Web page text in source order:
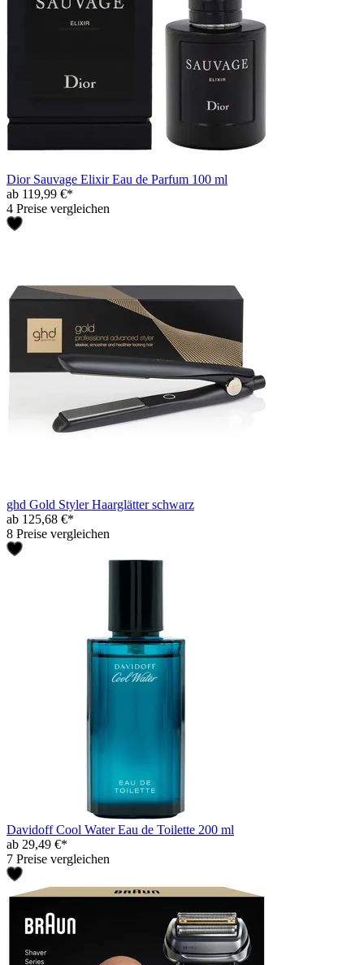
Dior Sauvage Elixir Eau de Parfum 100 ml
ab 119,99 €*
4 Preise vergleichen
ghd Gold Styler Haarglätter schwarz
ab 125,68 €*
8 Preise vergleichen
Davidoff Cool Water Eau de Toilette 200 ml
ab 29,49 €*
7 Preise vergleichen